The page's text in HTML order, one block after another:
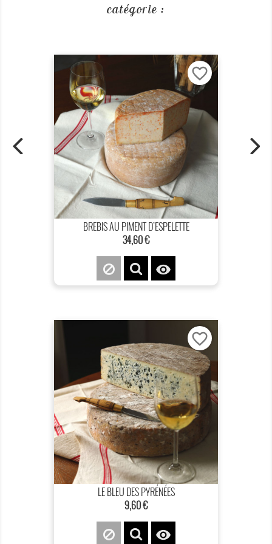
catégorie :
BREBIS AU PIMENT D’ESPELETTE
Prix
34,60 €

favorite_border
LE BLEU DES PYRÉNÉES
Prix
9,60 €

favorite_border